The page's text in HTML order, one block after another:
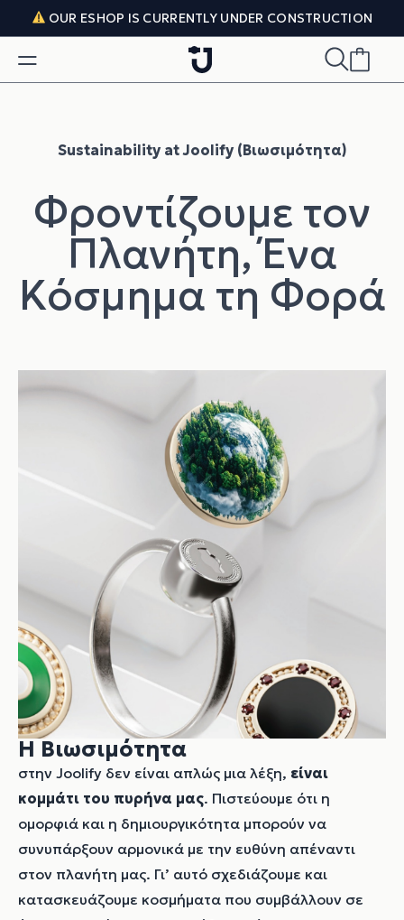
Skip to content
OUR ESHOP IS CURRENTLY UNDER CONSTRUCTION
Sustainability at Joolify (Βιωσιμότητα)
Φροντίζουμε τον
Πλανήτη, Ένα
Κόσμημα τη Φορά
Η Βιωσιμότητα
στην Joolify δεν είναι απλώς μια λέξη, είναι
κομμάτι του πυρήνα μας. Πιστεύουμε ότι η
ομορφιά και η δημιουργικότητα μπορούν να
συνυπάρξουν αρμονικά με την ευθύνη απέναντι
στον πλανήτη μας. Γι’ αυτό σχεδιάζουμε και
κατασκευάζουμε κοσμήματα που συμβάλλουν σε